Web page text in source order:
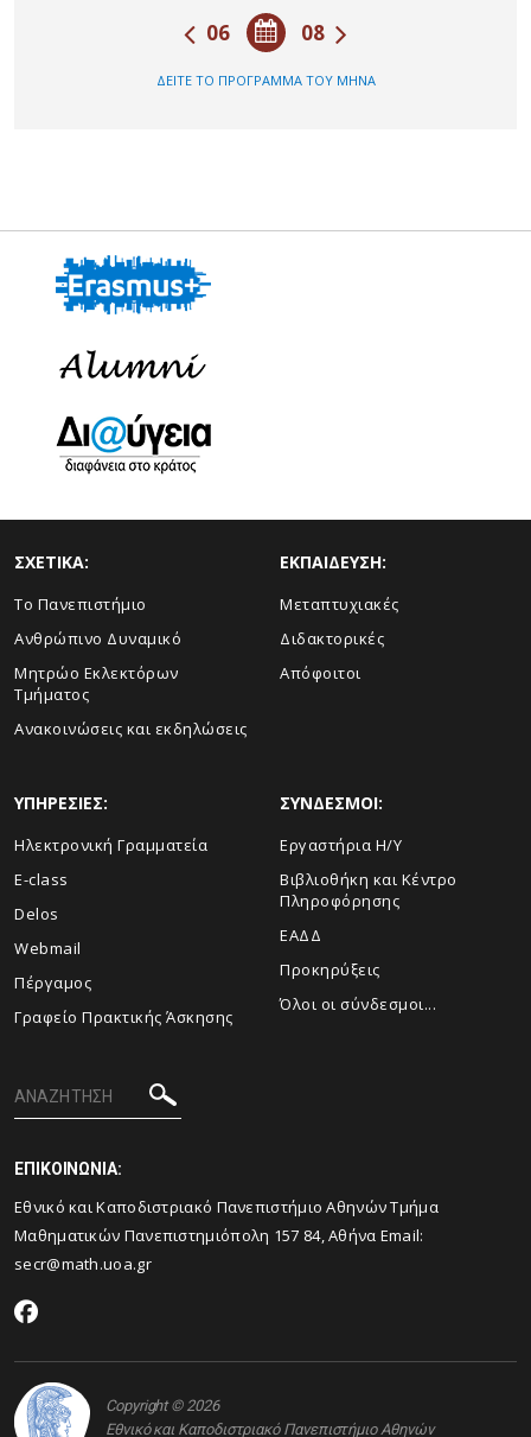
08
06
ΔΕΙΤΕ ΤΟ ΠΡΟΓΡΑΜΜΑ ΤΟΥ ΜΗΝΑ
ΣΧΕΤΙΚΑ:
Το Πανεπιστήμιο
Ανθρώπινο Δυναμικό
Μητρώο Εκλεκτόρων
Τμήματος
Ανακοινώσεις και εκδηλώσεις
ΕΚΠΑΙΔΕΥΣΗ:
Μεταπτυχιακές
Διδακτορικές
Απόφοιτοι
ΥΠΗΡΕΣΙΕΣ:
Ηλεκτρονική Γραμματεία
E-class
Delos
Webmail
Πέργαμος
Γραφείο Πρακτικής Άσκησης
ΣΥΝΔΕΣΜΟΙ:
Εργαστήρια Η/Υ
Βιβλιοθήκη και Κέντρο
Πληροφόρησης
ΕΑΔΔ
Προκηρύξεις
Όλοι οι σύνδεσμοι...
ΕΠΙΚΟΙΝΩΝΙΑ:
Εθνικό και Καποδιστριακό Πανεπιστήμιο Αθηνών Τμήμα
Μαθηματικών Πανεπιστημιόπολη 157 84, Αθήνα Email:
secr@math.uoa.gr
Copyright © 2026
Εθνικό και Καποδιστριακό Πανεπιστήμιο Αθηνών